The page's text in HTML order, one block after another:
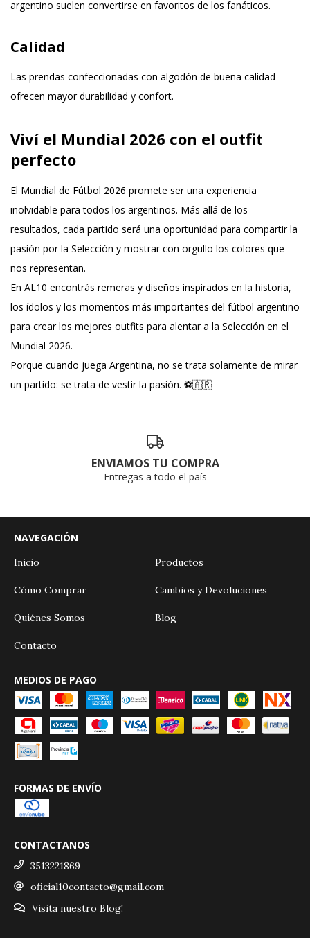
argentino suelen convertirse en favoritos de los fanáticos.
Calidad
Las prendas confeccionadas con algodón de buena calidad
ofrecen mayor durabilidad y confort.
Viví el Mundial 2026 con el outfit
perfecto
El Mundial de Fútbol 2026 promete ser una experiencia
inolvidable para todos los argentinos. Más allá de los
resultados, cada partido será una oportunidad para compartir la
pasión por la Selección y mostrar con orgullo los colores que
nos representan.
En AL10 encontrás remeras y diseños inspirados en la historia,
los ídolos y los momentos más importantes del fútbol argentino
para crear los mejores outfits para alentar a la Selección en el
Mundial 2026.
Porque cuando juega Argentina, no se trata solamente de mirar
un partido: se trata de vestir la pasión. ⚽🇦🇷
ENVIAMOS TU COMPRA
Entregas a todo el país
NAVEGACIÓN
Inicio Productos
Cómo Comprar Cambios y Devoluciones
Quiénes Somos Blog
Contacto
MEDIOS DE PAGO
FORMAS DE ENVÍO
CONTACTANOS
3513221869
oficial10contacto@gmail.com
Visita nuestro Blog!